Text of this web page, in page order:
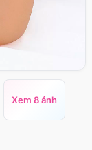
Xem 8 ảnh